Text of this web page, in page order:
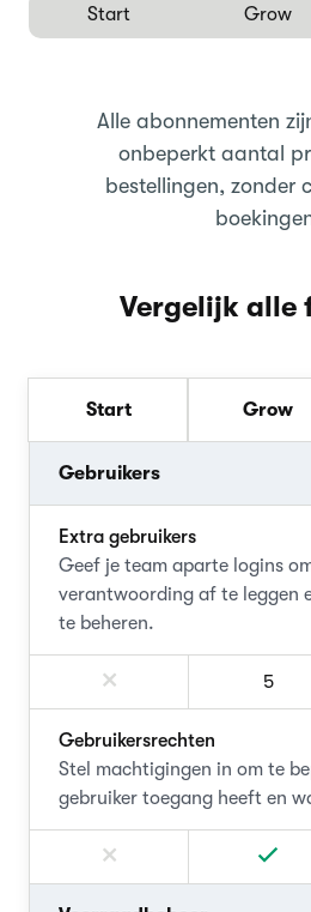
Start Grow
Alle abonnementen
onbeperkt aantal
bestellingen, zonder
Vergelijk alle
Start Grow
Gebruikers
Extra gebruikers
Geef je team aparte logins
verantwoording af te leggen
te beheren.
5
Gebruikersrechten
Stel machtigingen in om te
gebruiker toegang heeft en